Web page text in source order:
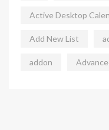
Active Desktop
Add New List
addon